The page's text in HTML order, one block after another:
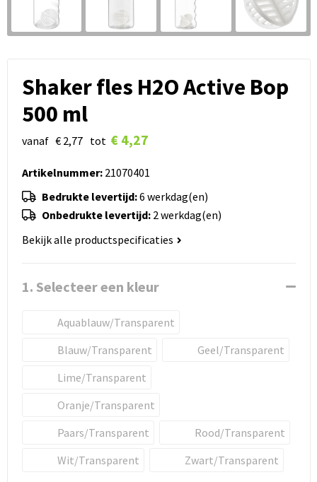
Shaker fles H2O Active Bop
500 ml
vanaf € 2,77 tot € 4,27
Artikelnummer:21070401
Bedrukte levertijd:6 werkdag(en)
Onbedrukte levertijd: 2 werkdag(en)
Bekijk alle productspecificaties
1. Selecteer een kleur
Aquablauw/Transparent
Blauw/Transparent
Geel/Transparent
Lime/Transparent
Oranje/Transparent
Paars/Transparent
Rood/Transparent
Wit/Transparent
Zwart/Transparent